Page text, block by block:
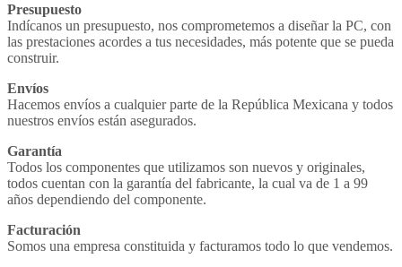
Presupuesto
Indícanos un presupuesto, nos comprometemos a diseñar la PC, con
las prestaciones acordes a tus necesidades, más potente que se pueda
construir.
Envíos
Hacemos envíos a cualquier parte de la República Mexicana y todos
nuestros envíos están asegurados.
Garantía
Todos los componentes que utilizamos son nuevos y originales,
todos cuentan con la garantía del fabricante, la cual va de 1 a 99
años dependiendo del componente.
Facturación
Somos una empresa constituida y facturamos todo lo que vendemos.